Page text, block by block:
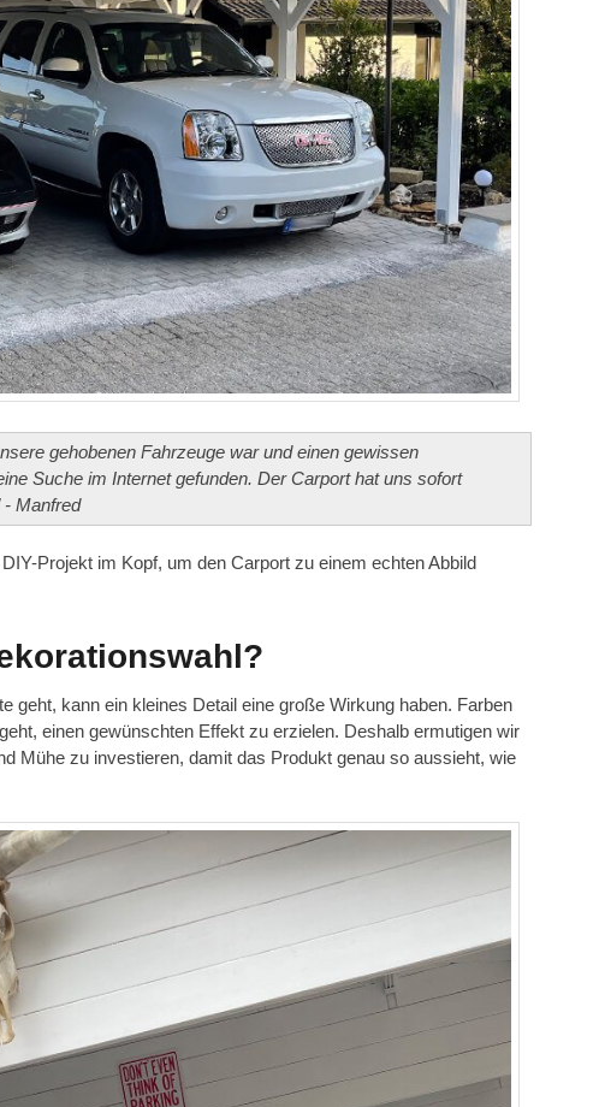
gehobenen Fahrzeuge war und einen gewissen
Suche im Internet gefunden. Der Carport hat uns sofort
- Manfred
Projekt im Kopf, um den Carport zu einem echten Abbild
geht, kann ein kleines Detail eine große Wirkung haben. Farben
einen gewünschten Effekt zu erzielen. Deshalb ermutigen wir
Mühe zu investieren, damit das Produkt genau so aussieht, wie